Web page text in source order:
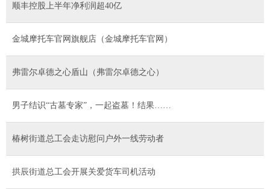
顺丰控股上半年净利润超40亿
金城摩托车官网旗舰店（金城摩托车官网）
弗雷尔卓德之心盾山（弗雷尔卓德之心）
男子结识“古墓专家”，一起盗墓！结果……
椿树街道总工会走访慰问户外一线劳动者
拱辰街道总工会开展关爱货车司机活动